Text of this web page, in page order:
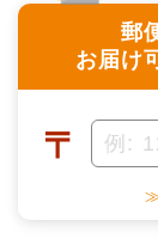
郵
お届け
〒
≫